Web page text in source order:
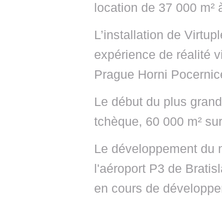
location de 37 000 m²
L’installation de
expérience de réalité
Prague Horni
Le début du plus
tchèque, 60 000 m²
Le développement du
l'aéroport P3 de
en cours de